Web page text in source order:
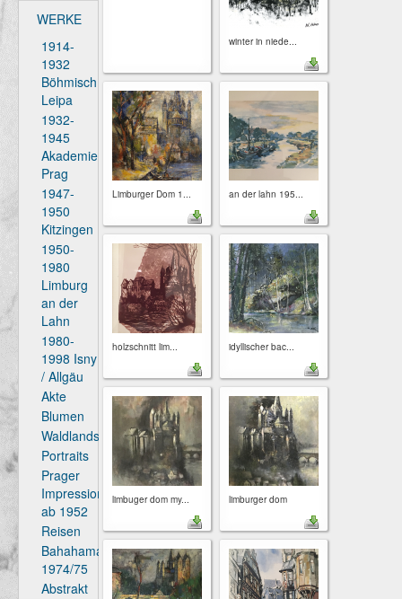
WERKE
1914-
1932
Böhmisch
Leipa
1932-
1945
Akademie
Prag
1947-
1950
Kitzingen
1950-
1980
Limburg
an der
Lahn
1980-
1998 Isny
/ Allgäu
Akte
Blumen
Waldlandschaften
Portraits
Prager
Impressionen
ab 1952
Reisen
Bahahamas
1974/75
Abstrakt
winter in niede...
Limburger Dom 1... an der lahn 195...
holzschnitt lim... idyllischer bac...
limbuger dom my... limburger dom